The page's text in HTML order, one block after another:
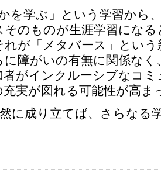
を学ぶ」という学習から
そのものが生涯学習にな
れが「メタバース」とい
に障がいの有無に関係な
者がインクルーシブなコ
実が図れる可能性が高ま
に成り立てば、さらなる